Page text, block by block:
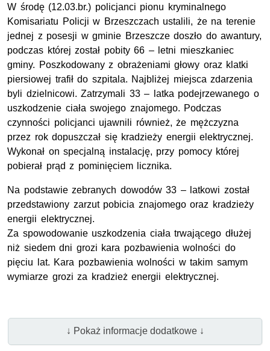
W środę (12.03.br.) policjanci pionu kryminalnego
Komisariatu Policji w Brzeszczach ustalili, że na terenie
jednej z posesji w gminie Brzeszcze doszło do awantury,
podczas której został pobity 66 – letni mieszkaniec
gminy. Poszkodowany z obrażeniami głowy oraz klatki
piersiowej trafił do szpitala. Najbliżej miejsca zdarzenia
byli dzielnicowi. Zatrzymali 33 – latka podejrzewanego o
uszkodzenie ciała swojego znajomego. Podczas
czynności policjanci ujawnili również, że mężczyzna
przez rok dopuszczał się kradzieży energii elektrycznej.
Wykonał on specjalną instalację, przy pomocy której
pobierał prąd z pominięciem licznika.
Na podstawie zebranych dowodów 33 – latkowi został
przedstawiony zarzut pobicia znajomego oraz kradzieży
energii elektrycznej.
Za spowodowanie uszkodzenia ciała trwającego dłużej
niż siedem dni grozi kara pozbawienia wolności do
pięciu lat. Kara pozbawienia wolności w takim samym
wymiarze grozi za kradzież energii elektrycznej.
↓ Pokaż informacje dodatkowe ↓